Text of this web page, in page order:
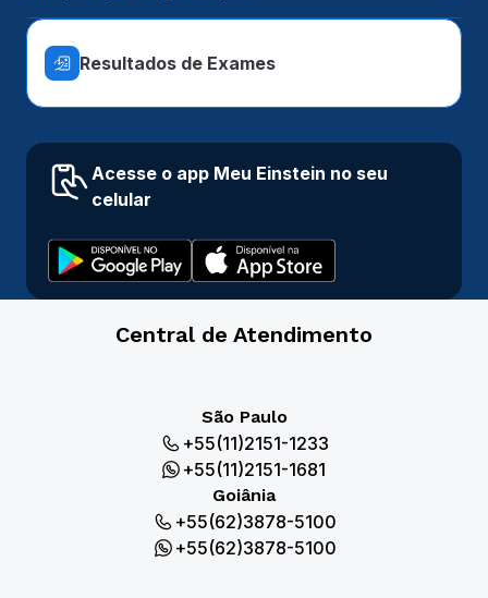
Resultados de Exames
Acesse o app Meu Einstein no seu
celular
Central de Atendimento
São Paulo
+55(11)2151-1233
+55(11)2151-1681
Goiânia
+55(62)3878-5100
+55(62)3878-5100